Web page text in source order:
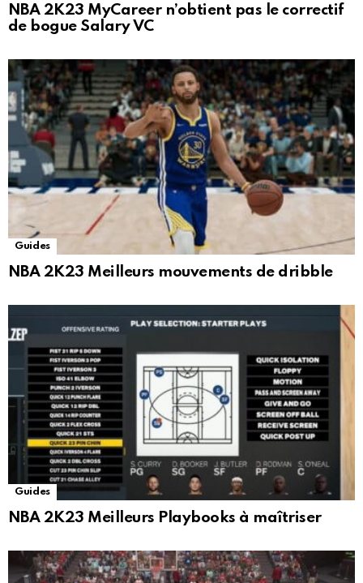
NBA 2K23 MyCareer n’obtient pas le correctif
de bogue Salary VC
Guides
NBA 2K23 Meilleurs mouvements de dribble
Guides
NBA 2K23 Meilleurs Playbooks à maîtriser